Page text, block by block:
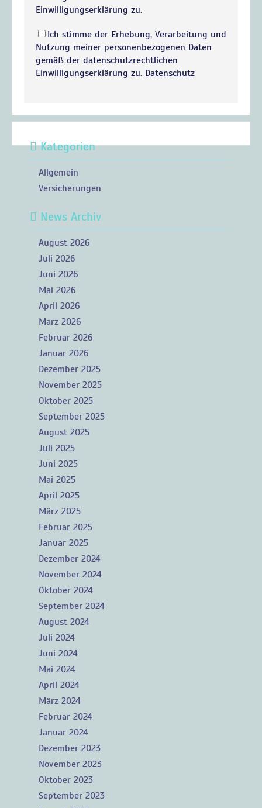
Einwilligungserklärung zu.
Ich stimme der Erhebung, Verarbeitung und
Nutzung meiner personenbezogenen Daten
gemäß der datenschutzrechtlichen
Einwilligungserklärung zu. Datenschutz
Kategorien
Allgemein
Versicherungen
News Archiv
August 2026
Juli 2026
Juni 2026
Mai 2026
April 2026
März 2026
Februar 2026
Januar 2026
Dezember 2025
November 2025
Oktober 2025
September 2025
August 2025
Juli 2025
Juni 2025
Mai 2025
April 2025
März 2025
Februar 2025
Januar 2025
Dezember 2024
November 2024
Oktober 2024
September 2024
August 2024
Juli 2024
Juni 2024
Mai 2024
April 2024
März 2024
Februar 2024
Januar 2024
Dezember 2023
November 2023
Oktober 2023
September 2023